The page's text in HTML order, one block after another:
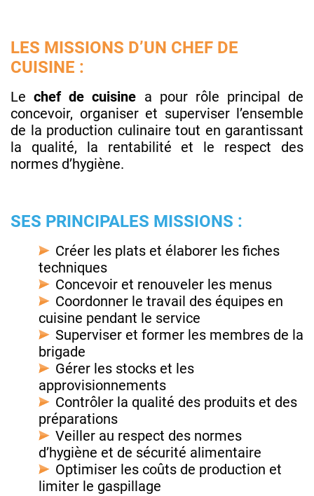
LES MISSIONS D’UN CHEF DE
CUISINE :
Lechef de cuisine a pour rôle principal de
concevoir, organiser et superviser l’ensemble
de la production culinaire tout en garantissant
la qualité, la rentabilité et le respect des
normes d’hygiène.
SES PRINCIPALES MISSIONS :
Créer les plats et élaborer les fiches
techniques
Concevoir et renouveler les menus
Coordonner le travail des équipes en
cuisine pendant le service
Superviser et former les membres de la
brigade
Gérer les stocks et les
approvisionnements
Contrôler la qualité des produits et des
préparations
Veiller au respect des normes
d’hygiène et de sécurité alimentaire
Optimiser les coûts de production et
limiter le gaspillage